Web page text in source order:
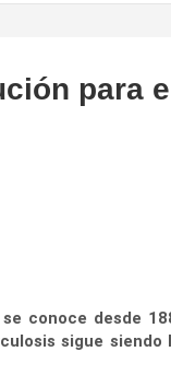
para
conoce desde
sigue